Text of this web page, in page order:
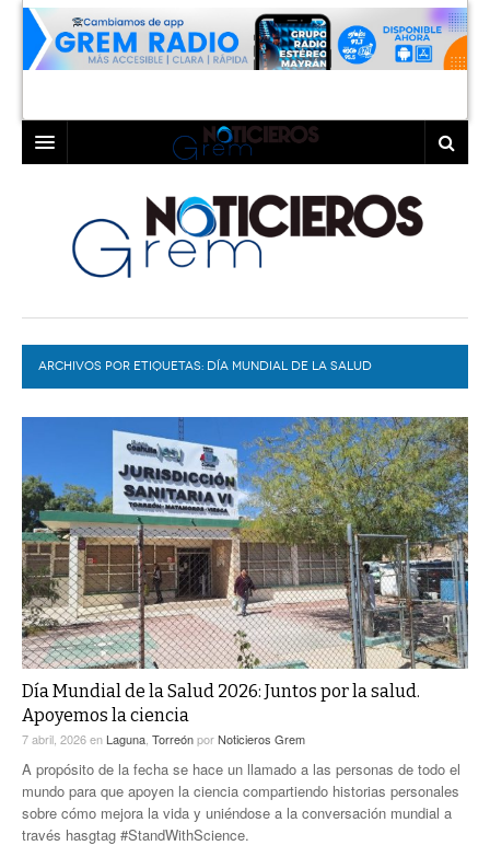
LAGUNA
TORREÓN
GÓMEZ PALACIO
LERDO
COAHUILA
DURANGO
DEPORTES
EL EXACTO
EXA INFORMA
GLOBO
CONTEXTOS
TRAYECTO LAGUNA
A MEDIA MAÑANA
A TODA LEY
DIÁLOGOS CON LA HISTORIA
TWEETS AND BEATS
LA MEJOR 97.1 ESTÉREO GALLITO
ACTUALIDADES GREM
PULSO
COLABORADORES
PC29
ACTUALIDADES GREM
ARCHIVOS POR ETIQUETAS: DÍA MUNDIAL DE LA SALUD
Día Mundial de la Salud 2026: Juntos por la salud.
Apoyemos la ciencia
7 abril, 2026en Laguna TorreónporNoticieros Grem
A propósito de la fecha se hace un llamado a las personas de todo el
mundo para que apoyen la ciencia compartiendo historias personales
sobre cómo mejora la vida y uniéndose a la conversación mundial a
través hasgtag #StandWithScience.